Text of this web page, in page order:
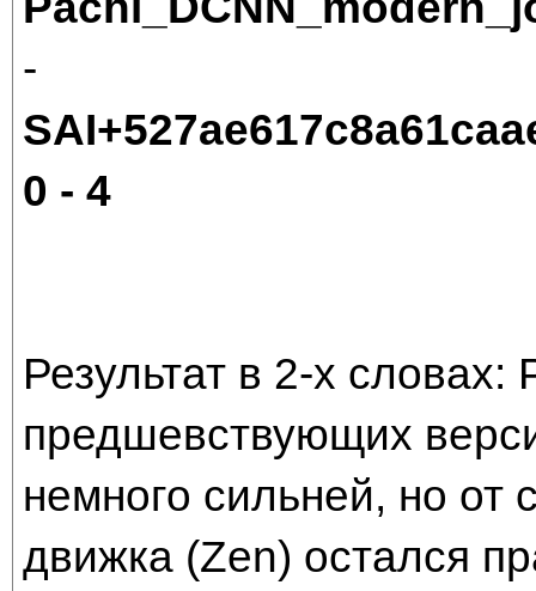
-
0 - 4
Результат в 2-х
предшевствующих
немного сильней, но от
движка (Zen) остался